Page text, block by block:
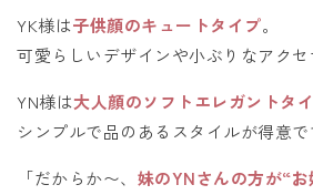
YK様は子供顔のキュートタイプ。
可愛らしいデザインや小ぶりなアクセ
YN様は大人顔のソフトエレガントタ
シンプルで品のあるスタイルが得意で
「だからか〜、 妹のYNさんの方が“